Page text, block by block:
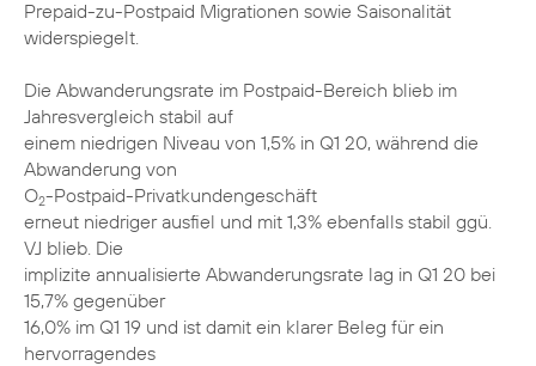
Prepaid-zu-Postpaid Migrationen sowie Saisonalität
widerspiegelt.
Die Abwanderungsrate im Postpaid-Bereich blieb im
Jahresvergleich stabil auf
einem niedrigen Niveau von 1,5% in Q1 20, während die
Abwanderung von
O2-Postpaid-Privatkundengeschäft
erneut niedriger ausfiel und mit 1,3% ebenfalls stabil ggü.
VJ blieb. Die
implizite annualisierte Abwanderungsrate lag in Q1 20 bei
15,7% gegenüber
16,0% im Q1 19 und ist damit ein klarer Beleg für ein
hervorragendes